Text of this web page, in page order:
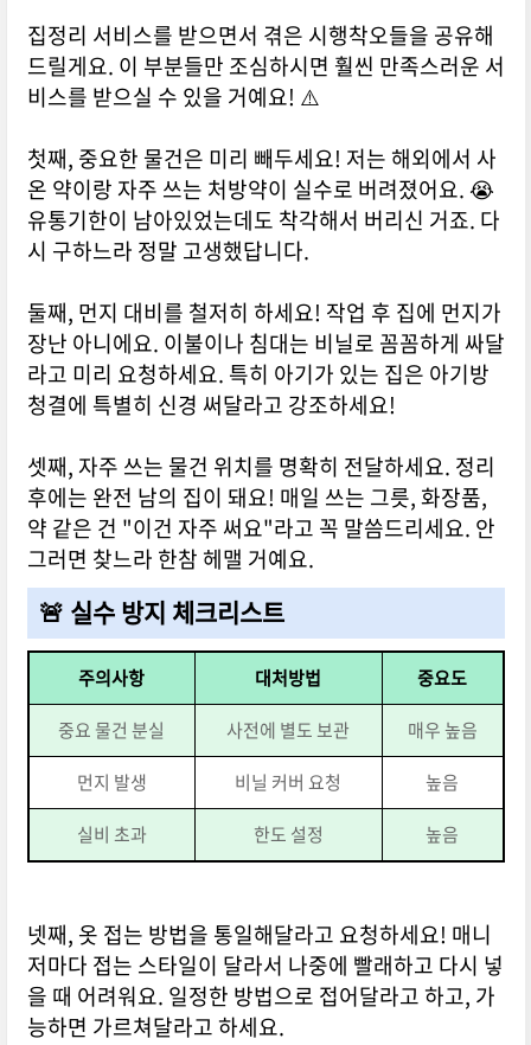
집정리 서비스를 받으면서 겪은 시행착오들을 공유해
드릴게요. 이 부분들만 조심하시면 훨씬 만족스러운 서
비스를 받으실 수 있을 거예요! ⚠️
첫째, 중요한 물건은 미리 빼두세요! 저는 해외에서 사
온 약이랑 자주 쓰는 처방약이 실수로 버려졌어요. 😭
유통기한이 남아있었는데도 착각해서 버리신 거죠. 다
시 구하느라 정말 고생했답니다.
둘째, 먼지 대비를 철저히 하세요! 작업 후 집에 먼지가
장난 아니에요. 이불이나 침대는 비닐로 꼼꼼하게 싸달
라고 미리 요청하세요. 특히 아기가 있는 집은 아기방
청결에 특별히 신경 써달라고 강조하세요!
셋째, 자주 쓰는 물건 위치를 명확히 전달하세요. 정리
후에는 완전 남의 집이 돼요! 매일 쓰는 그릇, 화장품,
약 같은 건 "이건 자주 써요"라고 꼭 말씀드리세요. 안
그러면 찾느라 한참 헤맬 거예요.
🚨 실수 방지 체크리스트
주의사항 대처방법
중요도
중요 물건 분실
사전에 별도 보관
매우 높음
먼지 발생
비닐 커버 요청
높음
실비 초과
한도 설정 높음
넷째, 옷 접는 방법을 통일해달라고 요청하세요! 매니
저마다 접는 스타일이 달라서 나중에 빨래하고 다시 넣
을 때 어려워요. 일정한 방법으로 접어달라고 하고, 가
능하면 가르쳐달라고 하세요.